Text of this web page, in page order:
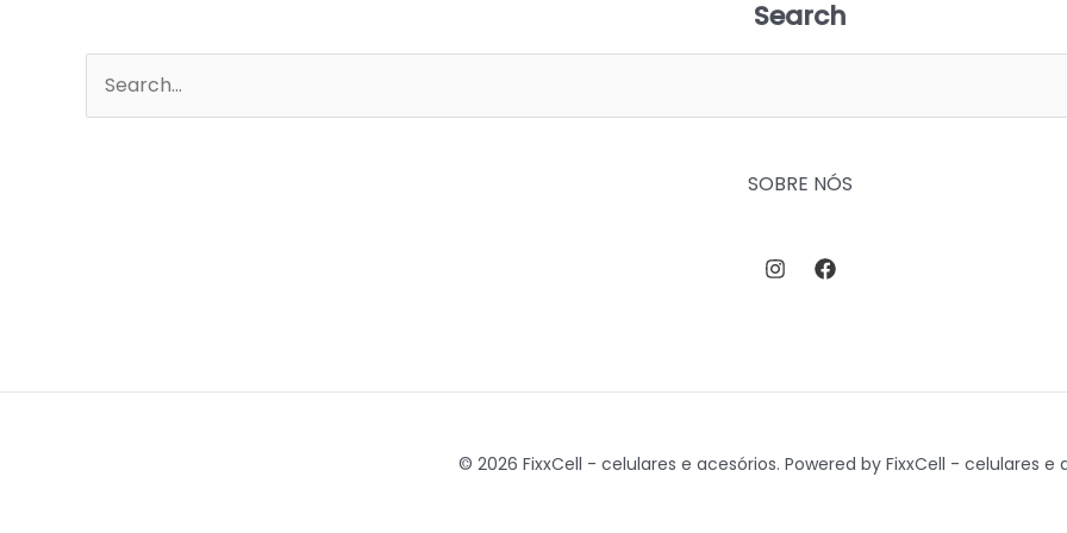
Search
SOBRE NÓS
© 2026 FixxCell - celulares e acesórios. Powered by FixxCell - celulares e